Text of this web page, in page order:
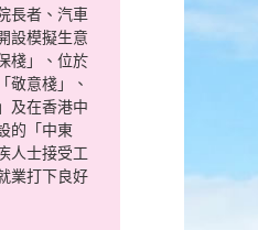
長者、汽車
設模擬生意
棧」、位於
敬意棧」、
及在香港中
的「中東
人士接受工
業打下良好